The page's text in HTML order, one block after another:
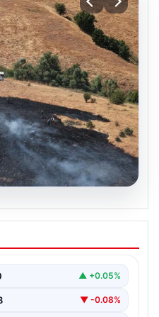
ormana
▲ +0.05%
▼ -0.08%